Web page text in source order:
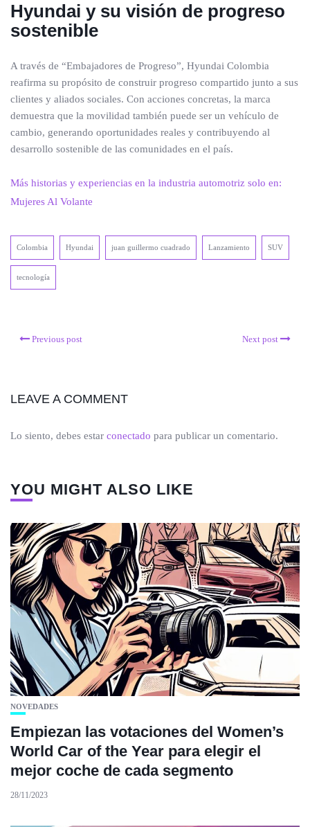
Hyundai y su visión de progreso
sostenible
A través de “Embajadores de Progreso”, Hyundai Colombia
reafirma su propósito de construir progreso compartido junto a sus
clientes y aliados sociales. Con acciones concretas, la marca
demuestra que la movilidad también puede ser un vehículo de
cambio, generando oportunidades reales y contribuyendo al
desarrollo sostenible de las comunidades en el país.
Más historias y experiencias en la industria automotriz solo en:
Mujeres Al Volante
Colombia Hyundai juan guillermo cuadrado Lanzamiento SUV
tecnología
Previous post Next post
LEAVE A COMMENT
Lo siento, debes estar conectado para publicar un comentario.
YOU MIGHT ALSO LIKE
NOVEDADES
Empiezan las votaciones del Women’s
World Car of the Year para elegir el
mejor coche de cada segmento
28/11/2023